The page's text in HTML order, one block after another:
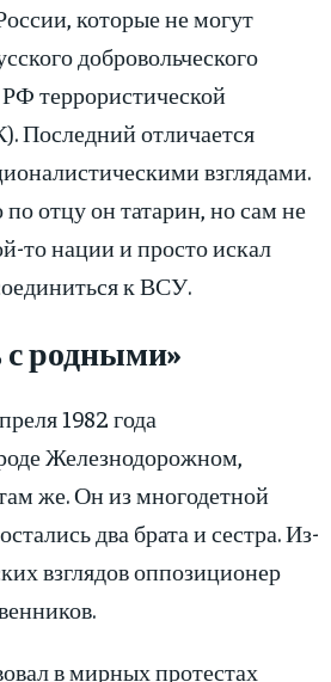
которые не могут
добровольческого
террористической
Последний отличается
взглядами.
отцу он татарин, но сам не
то нации и просто искал
к ВСУ.
родными»
1982 года
Железнодорожном,
же. Он из многодетной
два брата и сестра. Из-
взглядов оппозиционер
в мирных протестах